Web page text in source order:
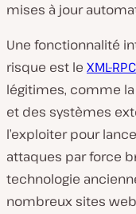
mises à jour
Une fonctionnalité
risque est le XML-RPC
légitimes, comme
et des systèmes
l’exploiter pour
attaques par force
technologie
nombreux sites